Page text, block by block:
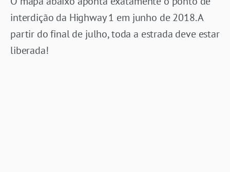
interdição da Highway 1 em junho de 2018. A
partir do final de julho, toda a estrada deve estar
liberada!